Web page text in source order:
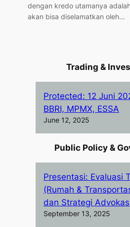
dengan kredo utamanya
akan bisa diselamatkan oleh…
Trading &
Protected: 12 Juni
BBRI, MPMX, ESSA
June 12, 2025
Public Policy &
Presentasi: Evaluasi
(Rumah &
dan Strategi
September 13, 2025